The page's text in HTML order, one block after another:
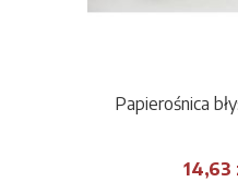
Papierośnica
14,63